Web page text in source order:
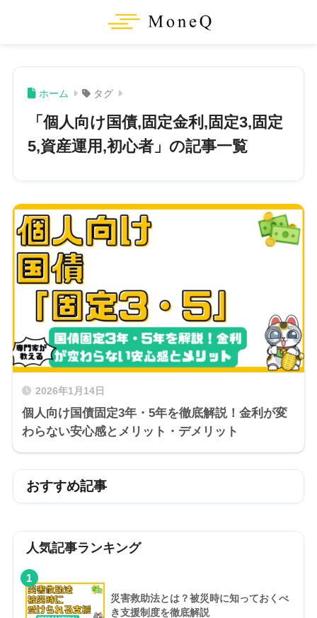
ホーム タグ
「個人向け国債,固定金利,固定3,固定
5,資産運用,初心者」の記事一覧
2026年1月14日
個人向け国債固定3年・5年を徹底解説！金利が変
わらない安心感とメリット・デメリット
おすすめ記事
人気記事ランキング
1
災害救助法とは？被災時に知っておくべ
き支援制度を徹底解説